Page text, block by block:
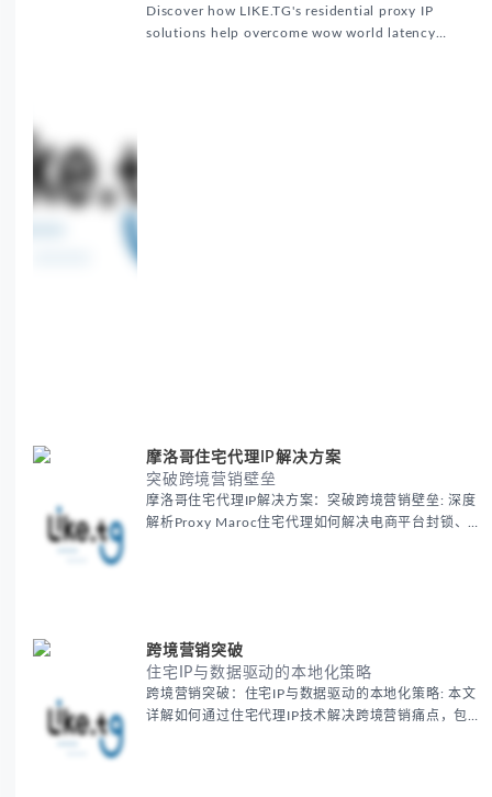
Global Marketing
Discover how LIKE.TG's residential proxy IP
solutions help overcome wow world latency
摩洛哥住宅代理IP解决方案
突破跨境营销壁垒
摩洛哥住宅代理IP解决方案：突破跨境营销壁垒: 深度
解析Proxy Maroc住宅代理如何解决电商平台封锁、社
跨境营销突破
住宅IP与数据驱动的本地化策略
跨境营销突破：住宅IP与数据驱动的本地化策略: 本文
详解如何通过住宅代理IP技术解决跨境营销痛点，包括